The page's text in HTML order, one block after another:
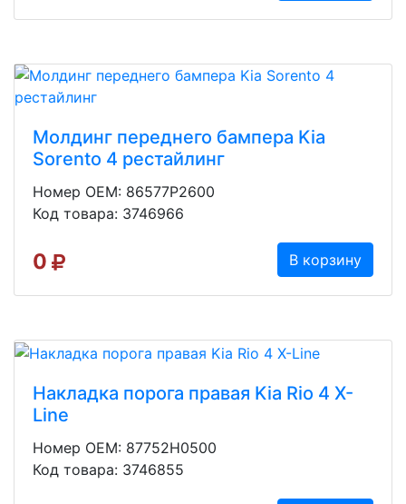
Молдинг переднего бампера Kia
Sorento 4 рестайлинг
Номер OEM: 86577P2600
Код товара: 3746966
0 В корзину
Накладка порога правая Kia Rio 4 X-
Line
Номер OEM: 87752H0500
Код товара: 3746855